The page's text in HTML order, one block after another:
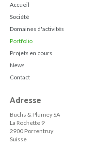
Accueil
Société
Domaines d'activités
Portfolio
Projets en cours
News
Contact
Adresse
Buchs & Plumey SA
La Rochette 9
2900 Porrentruy
Suisse